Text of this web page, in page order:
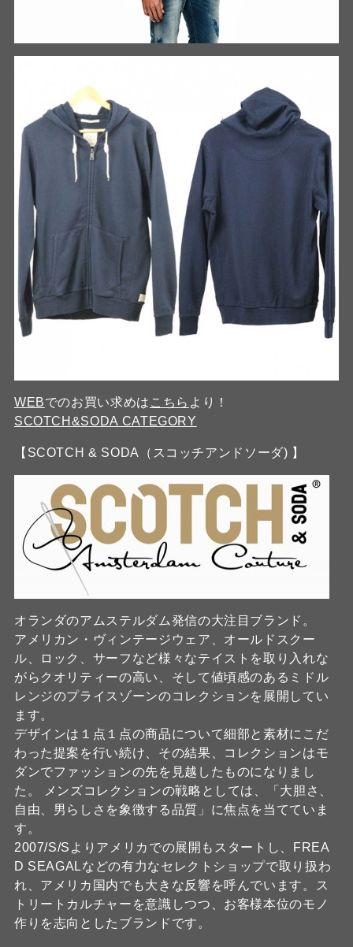
WEBでのお買い求めは こちら より！
SCOTCH&SODA CATEGORY
【SCOTCH & SODA（スコッチアンドソーダ) 】
オランダのアムステルダム発信の大注目ブランド。
アメリカン・ヴィンテージウェア、オールドスクー
ル、ロック、サーフなど様々なテイストを取り入れな
がらクオリティーの高い、そして値頃感のあるミドル
レンジのプライスゾーンのコレクションを展開してい
ます。
デザインは１点１点の商品について細部と素材にこだ
わった提案を行い続け、その結果、コレクションはモ
ダンでファッションの先を見越したものになりまし
た。 メンズコレクションの戦略としては、「大胆さ、
自由、男らしさを象徴する品質」に焦点を当てていま
す。
2007/S/Sよりアメリカでの展開もスタートし、FREA
D SEAGALなどの有力なセレクトショップで取り扱わ
れ、アメリカ国内でも大きな反響を呼んでいます。ス
トリートカルチャーを意識しつつ、お客様本位のモノ
作りを志向としたブランドです。